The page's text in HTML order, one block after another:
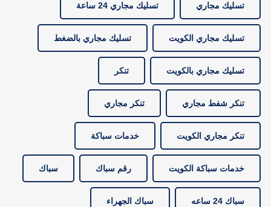
تسليك مجاري تسليك مجاري 24 ساعة
تسليك مجاري الكويت تسليك مجاري بالضغط
تسليك مجاري بالكويت تنكر
تنكر شفط مجاري تنكر مجاري
تنكر مجاري الكويت خدمات سباكة
خدمات سباكة الكويت رقم سباك سباك
سباك 24 ساعه سباك الجهراء